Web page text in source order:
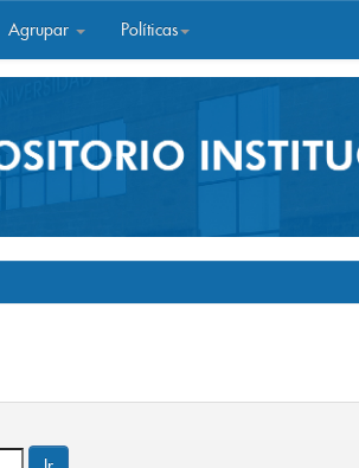
Agrupar Políticas